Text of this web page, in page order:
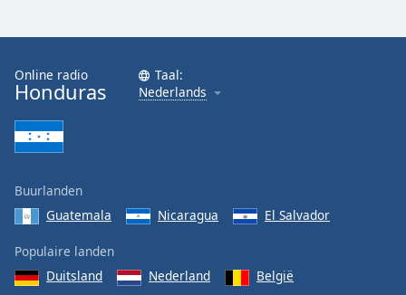
Online radio
Honduras
Taal:
Nederlands
Buurlanden
Guatemala
Nicaragua El Salvador
Populaire landen
Duitsland
Nederland
België